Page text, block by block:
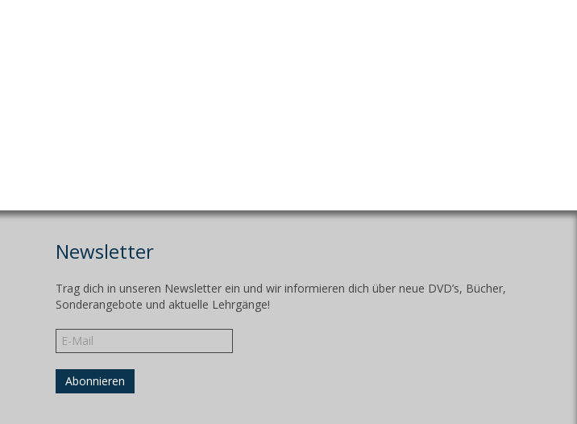
Newsletter
Trag dich in unseren Newsletter ein und wir informieren dich über neue DVD’s, Bücher,
Sonderangebote und aktuelle Lehrgänge!